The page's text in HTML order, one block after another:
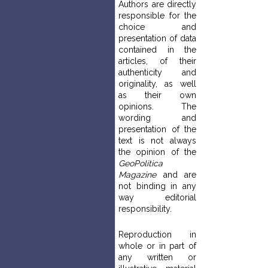
Authors are directly
responsible for the
choice and
presentation of data
contained in the
articles, of their
authenticity and
originality, as well
as their own
opinions. The
wording and
presentation of the
text is not always
the opinion of the
GeoPolitica
Magazineand are
not binding in any
way editorial
responsibility.
Reproduction in
whole or in part of
any written or